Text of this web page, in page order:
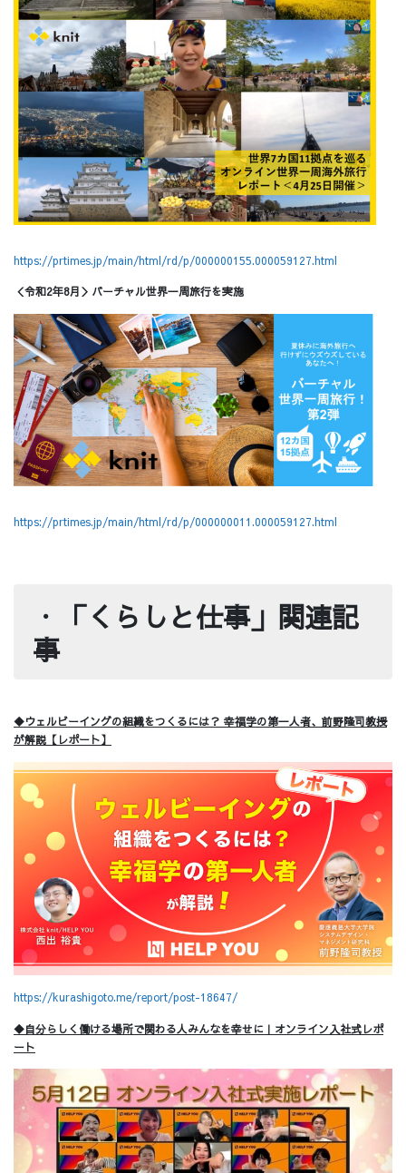
https://prtimes.jp/main/html/rd/p/000000155.000059127.html
＜令和2年8月＞バーチャル世界一周旅行を実施
https://prtimes.jp/main/html/rd/p/000000011.000059127.html
・
「くらしと仕事」関連記
事
◆ウェルビーイングの組織をつくるには？ 幸福学の第一人者、前野隆司教授
が解説【レポート】
https://kurashigoto.me/report/post-18647/
◆自分らしく働ける場所で関わる人みんなを幸せに｜オンライン入社式レポ
ート